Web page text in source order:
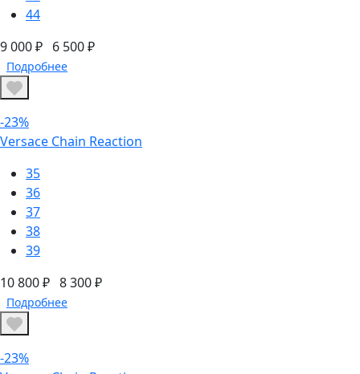
44
9 000 ₽ 6 500 ₽
Подробнее
-23%
Versace Chain Reaction
35
36
37
38
39
10 800 ₽ 8 300 ₽
Подробнее
-23%